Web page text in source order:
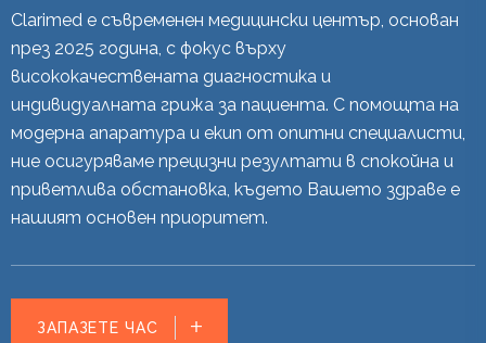
Clarimed е съвременен медицински център, основан
през 2025 година, с фокус върху
висококачествената диагностика и
индивидуалната грижа за пациента. С помощта на
модерна апаратура и екип от опитни специалисти,
ние осигуряваме прецизни резултати в спокойна и
приветлива обстановка, където Вашето здраве е
нашият основен приоритет.
ЗАПАЗЕТЕ ЧАС